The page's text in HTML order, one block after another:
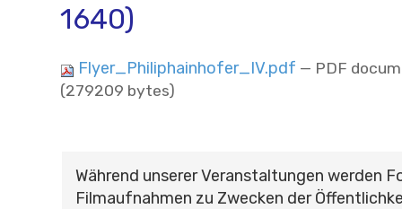
1640)
Flyer_Philiphainhofer_IV.pdf — PDF
(279209 bytes)
Während unserer Veranstaltungen werden
Filmaufnahmen zu Zwecken der